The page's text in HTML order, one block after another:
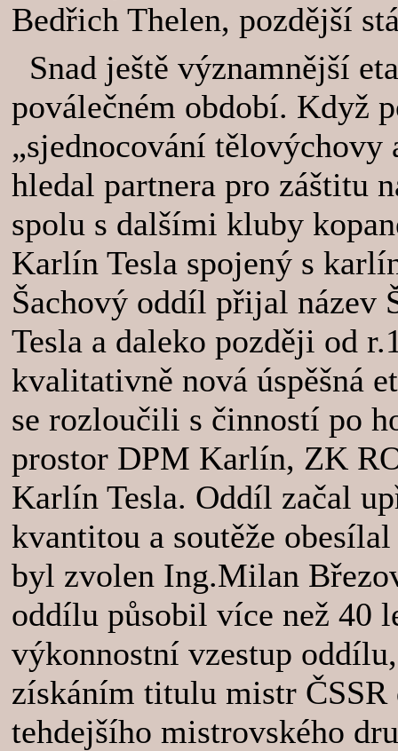
Bedřich Thelen, pozdější
Snad ještě významnější
poválečném období. Když
„sjednocování tělovýchovy
hledal partnera pro záštitu
spolu s dalšími kluby
Karlín Tesla spojený s
Šachový oddíl přijal název
Tesla a daleko později od
kvalitativně nová úspěšná
se rozloučili s činností po
prostor DPM Karlín, ZK
Karlín Tesla. Oddíl začal
kvantitou a soutěže
byl zvolen Ing.Milan
oddílu působil více než 40
výkonnostní vzestup
získáním titulu mistr ČSSR
tehdejšího mistrovského